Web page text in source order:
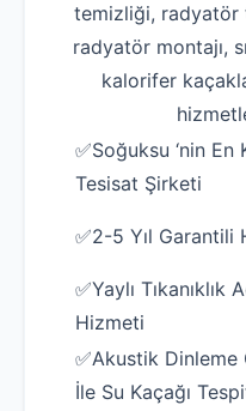
temizliği, radyatör
radyatör montajı,
kalorifer
✅Soğuksu ‘nin En
Tesisat Şirketi
✅2-5 Yıl Garantili
✅Yaylı Tıkanıklık
Hizmeti
✅Akustik Dinleme
İle Su Kaçağı